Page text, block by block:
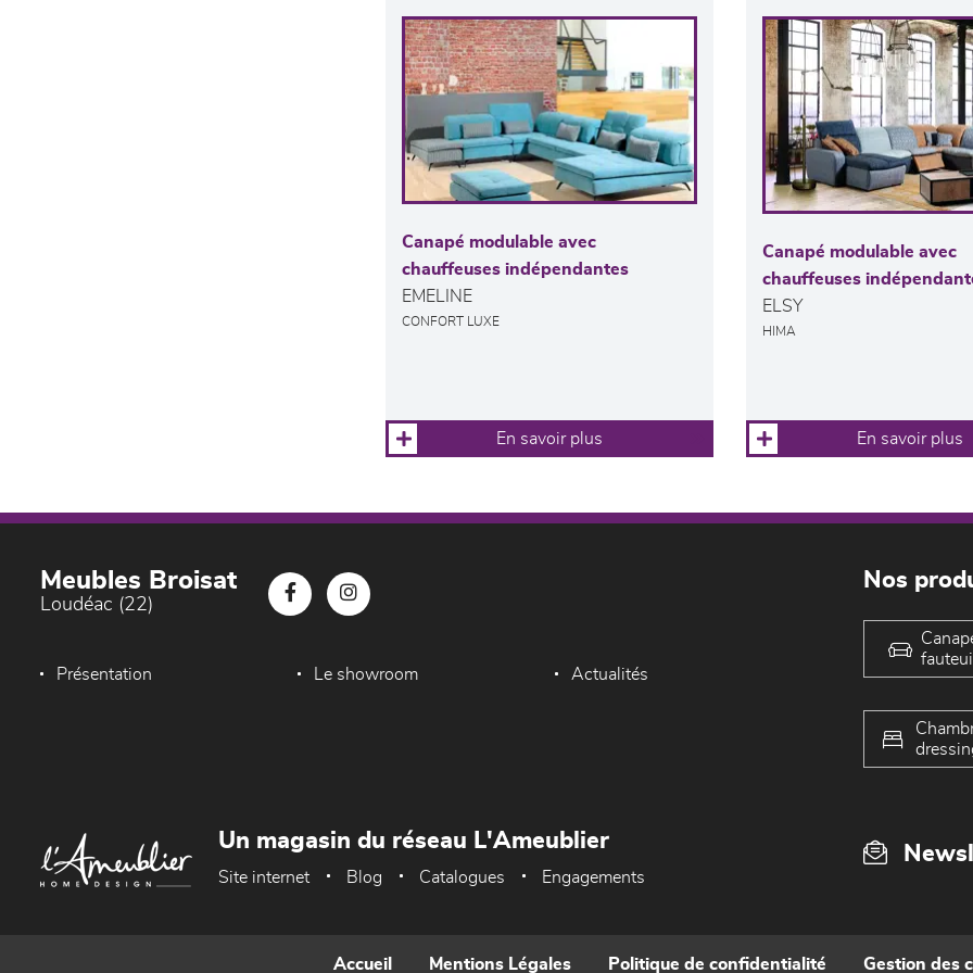
Canapé modulable avec
chauffeuses indépendantes
EMELINE
CONFORT LUXE
En savoir plus
Canapé modulable avec
chauffeuses
ELSY
HIMA
En savoir plus
Meubles Broisat
Loudéac (22)
Présentation Le showroom Actualités
Nos
Un magasin du réseau L'Ameublier
Site internet Blog Catalogues Engagements
Accueil Mentions Légales Politique de confidentialité Gestion des